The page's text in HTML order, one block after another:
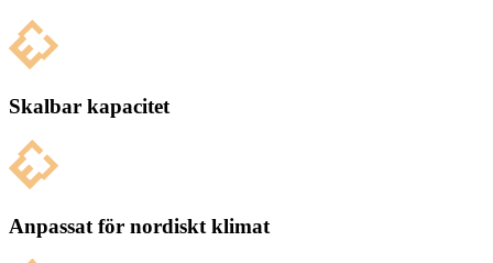
Skalbar kapacitet
Anpassat för nordiskt klimat